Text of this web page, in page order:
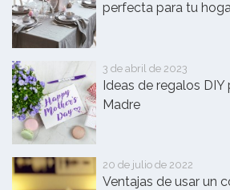
perfecta para tu
3 de abril de 2023
Ideas de regalos DIY
Madre
20 de julio de 2022
Ventajas de usar un